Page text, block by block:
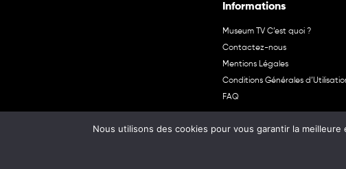
Informations
Museum TV C’est quoi ?
Contactez-nous
Mentions Légales
Conditions Générales
FAQ
Nous utilisons des cookies pour vous garantir la